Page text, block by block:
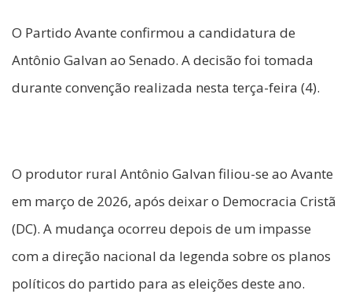
O Partido Avante confirmou a candidatura de
Antônio Galvan ao Senado. A decisão foi tomada
durante convenção realizada nesta terça-feira (4).
O produtor rural Antônio Galvan filiou-se ao Avante
em março de 2026, após deixar o Democracia Cristã
(DC). A mudança ocorreu depois de um impasse
com a direção nacional da legenda sobre os planos
políticos do partido para as eleições deste ano.